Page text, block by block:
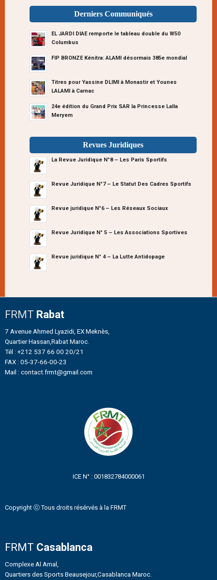
Derniers Communiqués
EL JARDI DIAE remporte le tableau double du W50
Columbus
FIP BRONZE Kénitra: ALAMI désormais 385e mondial
Titres pour Yassine DLIMI à Monastir et Younes
LALAMI à Carnac
24e édition du Grand Prix SAR la Princesse Lalla
Meryem
Revues Juridiques
La Revue Juridique N°8 – Les Paris Sportifs
Revue Juridique N°7 – Le Statut Des Cadres Sportifs
Revue juridique N°6 – Les Réseaux Sociaux
Revue Juridique N° 5 – Les Associations Sportives
Revue juridique N° 4 – La Lutte Antidopage
FRMT Rabat
7 Avenue Ahmed Lyazidi, EX Meknès,
Quartier Hassan,Rabat Maroc.
Tél : +212 537 66 00 20/21
FAX : 05-37-66-00-23
Mail : contact.frmt@gmail.com
ICE N° : 001832784000061
Copyright ⓒ Tous droits résérvés à la FRMT
FRMT Casablanca
Complexe Al Amal,
Quartiers des Sports Beausejour,Casablanca Maroc.